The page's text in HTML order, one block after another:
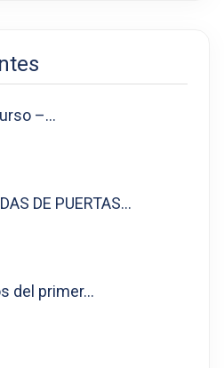
–…
DE PUERTAS…
del primer…